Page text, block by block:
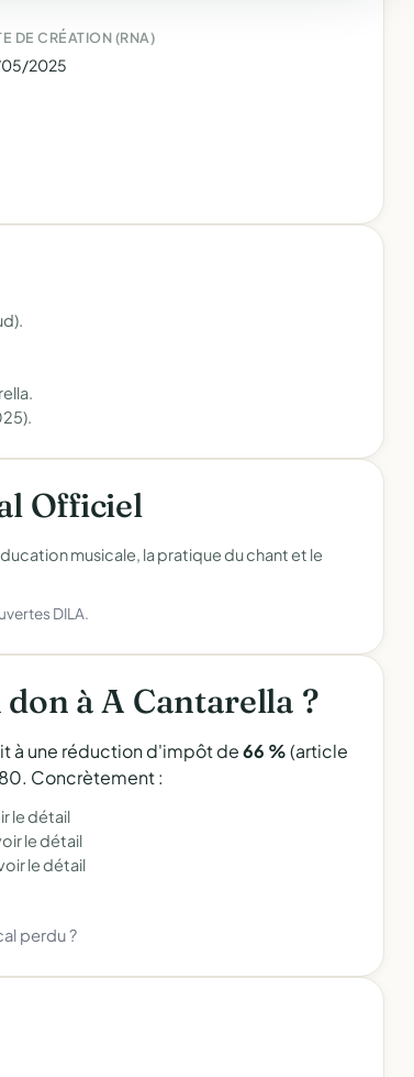
DE CRÉATION (RNA)
2025
Officiel
musicale, la pratique du chant et le
DILA.
à A Cantarella ?
à une réduction d'impôt de66 %(article
Concrètement :
le détail
le détail
le détail
perdu ?